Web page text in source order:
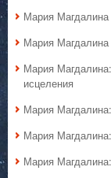
Мария Магдалина
Мария
Мария
исцеления
Мария
Мария
Мария